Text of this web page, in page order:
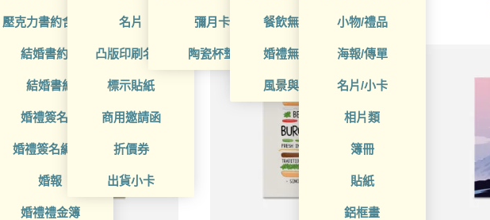
帖
喜帖
帖
帖
帖
帖
壓克力書約含木座
結婚書約組
結婚書約
婚禮簽名簿
婚禮簽名綢(p)
婚報
婚禮禮金簿
名片
凸版印刷名片
標示貼紙
商用邀請函
折價券
出貨小卡
彌月卡
陶瓷杯墊
餐飲無框畫
婚禮無框畫
風景與藝術
小物/禮品
海報/傳單
名片/小卡
相片類
簿冊
貼紙
鋁框畫
無框畫